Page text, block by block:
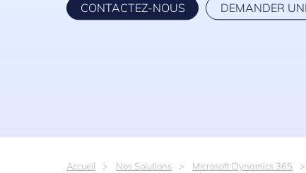
CONTACTEZ-NOUS DEMANDER
Accueil Nos Solutions Microsoft Dynamics 365